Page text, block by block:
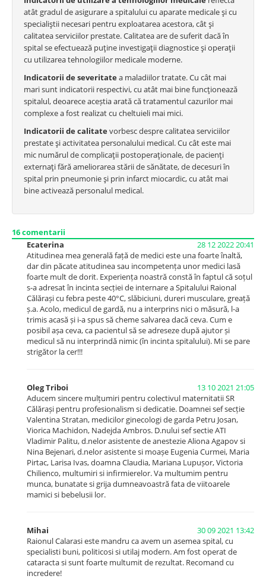
atât gradul de asigurare a spitalului cu aparate medicale şi cu
specialiştii necesari pentru exploatarea acestora, cât şi
calitatea serviciilor prestate. Calitatea are de suferit dacă în
spital se efectuează puţine investigaţii diagnostice şi operaţii
cu utilizarea tehnologiilor medicale moderne.
Indicatorii de severitate a maladiilor tratate. Cu cât mai
mari sunt indicatorii respectivi, cu atât mai bine funcţionează
spitalul, deoarece aceștia arată că tratamentul cazurilor mai
complexe a fost realizat cu cheltuieli mai mici.
Indicatorii de calitate vorbesc despre calitatea serviciilor
prestate şi activitatea personalului medical. Cu cât este mai
mic numărul de complicaţii postoperaţionale, de pacienţi
externaţi fără ameliorarea stării de sănătate, de decesuri în
spital prin pneumonie şi prin infarct miocardic, cu atât mai
bine activează personalul medical.
16comentarii
Ecaterina
28 12 2022 20:41
Atitudinea mea generală față de medici este una foarte înaltă,
dar din păcate atitudinea sau incompetența unor medici lasă
foarte mult de dorit. Experiența noastră constă în faptul că soțul
s-a adresat în incinta secției de internare a Spitalului Raional
Călărași cu febra peste 40°C, slăbiciuni, dureri musculare, greață
ș.a. Acolo, medicul de gardă, nu a interprins nici o măsură, l-a
trimis acasă și i-a spus să cheme salvarea dacă ceva. Cum e
posibil așa ceva, ca pacientul să se adreseze după ajutor și
medicul să nu interprindă nimic (în incinta spitalului). Mi se pare
strigător la cer!!!
Oleg Triboi
13 10 2021 21:05
Aducem sincere mulțumiri pentru colectivul maternitatii SR
Călărași pentru profesionalism si dedicatie. Doamnei sef secție
Valentina Stratan, medicilor ginecologi de garda Petru Josan,
Viorica Machidon, Nadejda Ambros. D.nului sef sectie ATI
Vladimir Palitu, d.nelor asistente de anestezie Aliona Agapov si
Nina Bejenari, d.nelor asistente si moașe Eugenia Curmei, Maria
Pirtac, Larisa Ivas, doamna Claudia, Mariana Lupușor, Victoria
Chilienco, multumiri si infirmierelor. Va multumim pentru
munca, bunatate si grija dumneavoastră fata de viitoarele
mamici si bebelusii lor.
Mihai
30 09 2021 13:42
Raionul Calarasi este mandru ca avem un asemea spital, cu
specialisti buni, politicosi si utilaj modern. Am fost operat de
cataracta si sunt foarte multumit de rezultat. Recomand cu
incredere!